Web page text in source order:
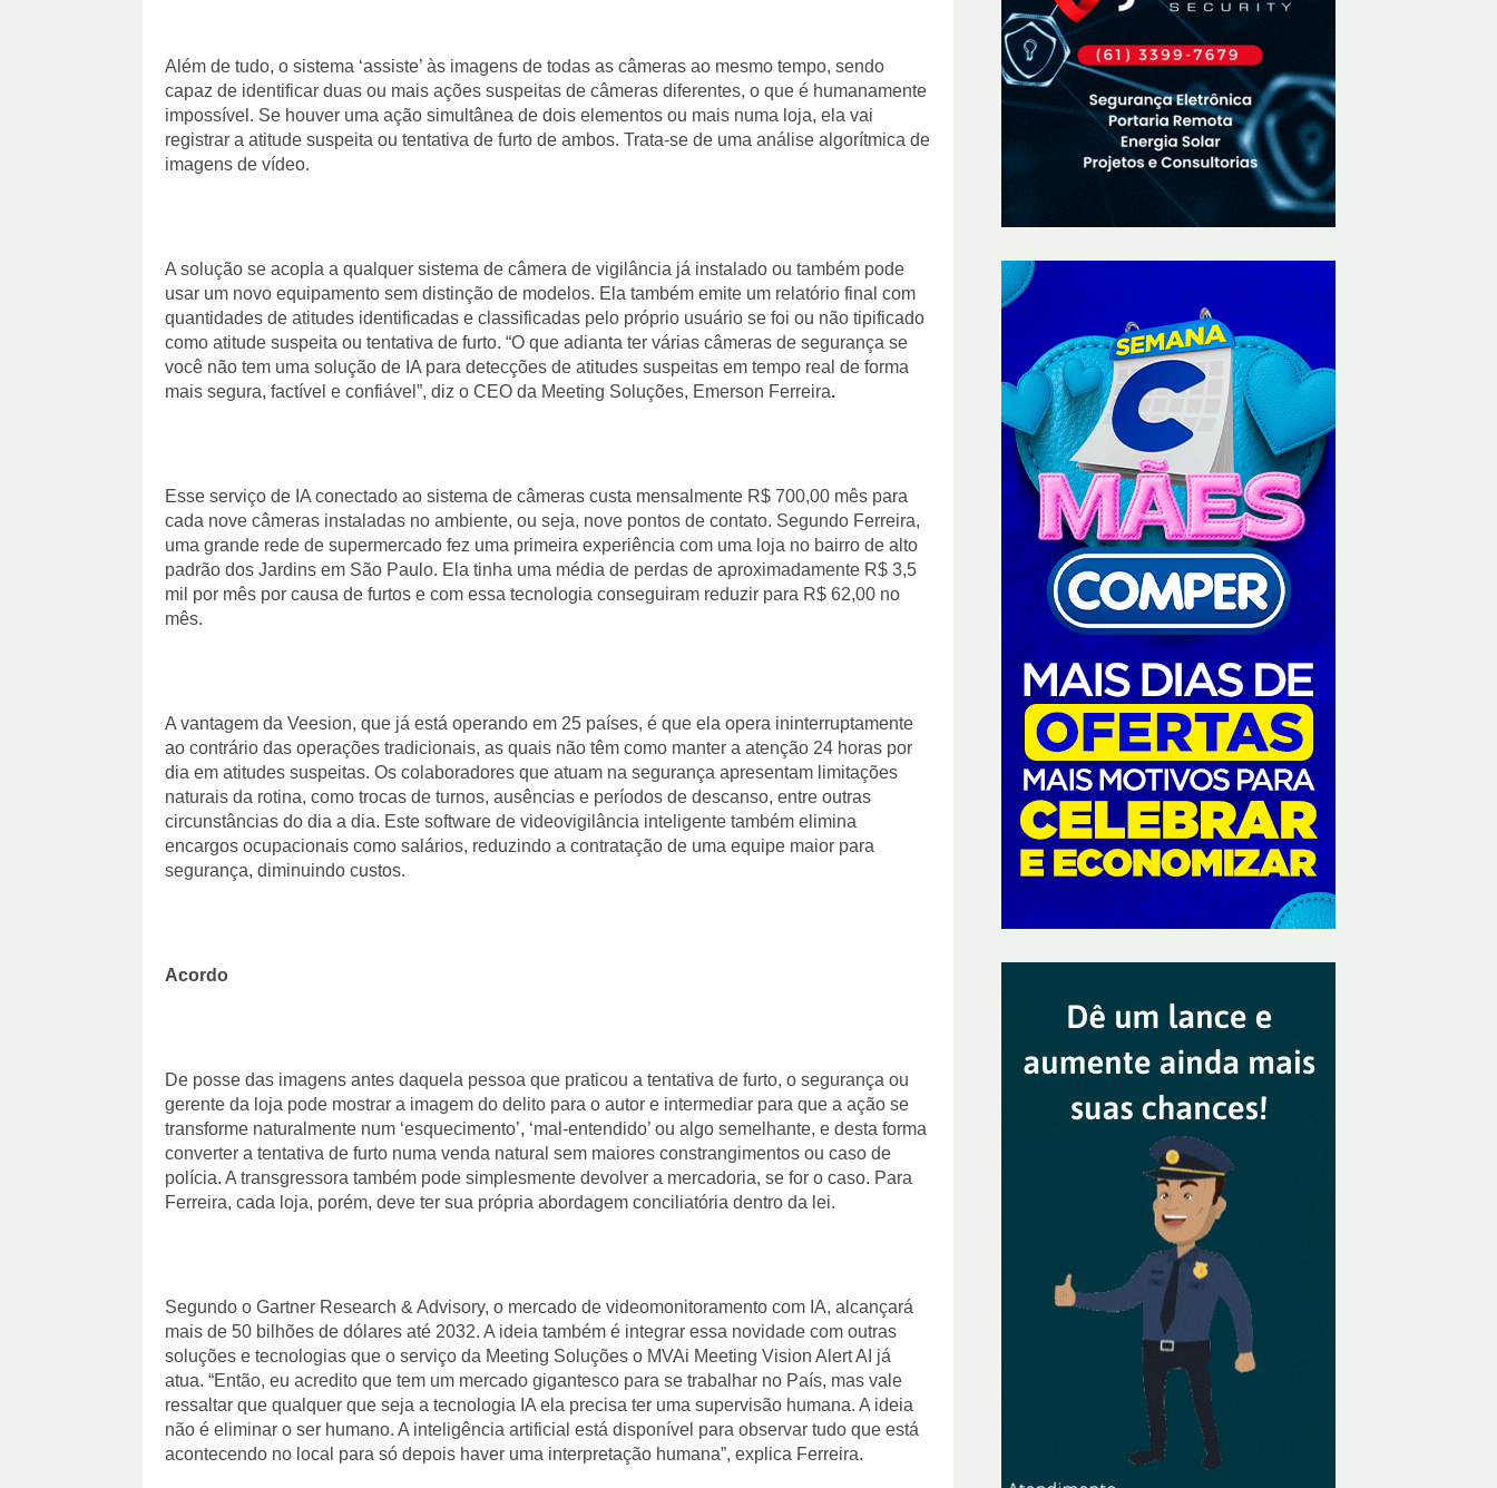
Além de tudo, o sistema ‘assiste’ às imagens de todas as câmeras ao mesmo tempo, sendo
capaz de identificar duas ou mais ações suspeitas de câmeras diferentes, o que é humanamente
impossível. Se houver uma ação simultânea de dois elementos ou mais numa loja, ela vai
registrar a atitude suspeita ou tentativa de furto de ambos. Trata-se de uma análise algorítmica de
imagens de vídeo.
A solução se acopla a qualquer sistema de câmera de vigilância já instalado ou também pode
usar um novo equipamento sem distinção de modelos. Ela também emite um relatório final com
quantidades de atitudes identificadas e classificadas pelo próprio usuário se foi ou não tipificado
como atitude suspeita ou tentativa de furto. “O que adianta ter várias câmeras de segurança se
você não tem uma solução de IA para detecções de atitudes suspeitas em tempo real de forma
mais segura, factível e confiável”, diz o CEO da Meeting Soluções, Emerson Ferreira.
Esse serviço de IA conectado ao sistema de câmeras custa mensalmente R$ 700,00 mês para
cada nove câmeras instaladas no ambiente, ou seja, nove pontos de contato. Segundo Ferreira,
uma grande rede de supermercado fez uma primeira experiência com uma loja no bairro de alto
padrão dos Jardins em São Paulo. Ela tinha uma média de perdas de aproximadamente R$ 3,5
mil por mês por causa de furtos e com essa tecnologia conseguiram reduzir para R$ 62,00 no
mês.
A vantagem da Veesion, que já está operando em 25 países, é que ela opera ininterruptamente
ao contrário das operações tradicionais, as quais não têm como manter a atenção 24 horas por
dia em atitudes suspeitas. Os colaboradores que atuam na segurança apresentam limitações
naturais da rotina, como trocas de turnos, ausências e períodos de descanso, entre outras
circunstâncias do dia a dia. Este software de videovigilância inteligente também elimina
encargos ocupacionais como salários, reduzindo a contratação de uma equipe maior para
segurança, diminuindo custos.
Acordo
De posse das imagens antes daquela pessoa que praticou a tentativa de furto, o segurança ou
gerente da loja pode mostrar a imagem do delito para o autor e intermediar para que a ação se
transforme naturalmente num ‘esquecimento’, ‘mal-entendido’ ou algo semelhante, e desta forma
converter a tentativa de furto numa venda natural sem maiores constrangimentos ou caso de
polícia. A transgressora também pode simplesmente devolver a mercadoria, se for o caso. Para
Ferreira, cada loja, porém, deve ter sua própria abordagem conciliatória dentro da lei.
Segundo o Gartner Research & Advisory, o mercado de videomonitoramento com IA, alcançará
mais de 50 bilhões de dólares até 2032. A ideia também é integrar essa novidade com outras
soluções e tecnologias que o serviço da Meeting Soluções o MVAi Meeting Vision Alert AI já
atua. “Então, eu acredito que tem um mercado gigantesco para se trabalhar no País, mas vale
ressaltar que qualquer que seja a tecnologia IA ela precisa ter uma supervisão humana. A ideia
não é eliminar o ser humano. A inteligência artificial está disponível para observar tudo que está
acontecendo no local para só depois haver uma interpretação humana”, explica Ferreira.